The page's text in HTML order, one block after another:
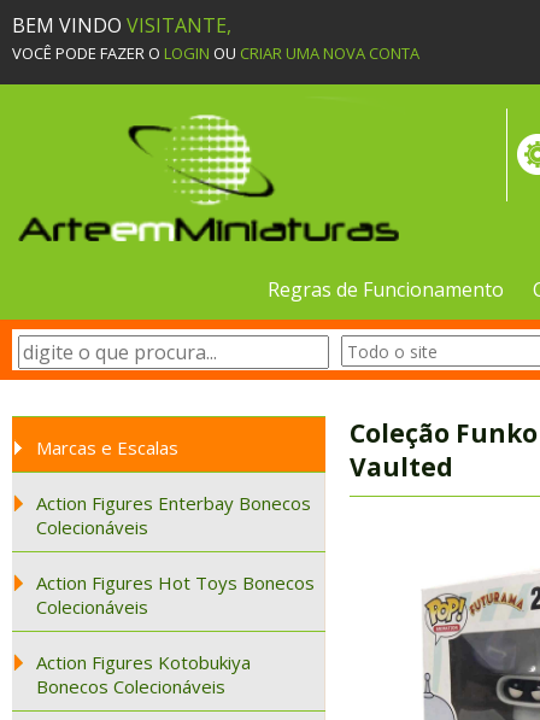
BEM VINDO VISITANTE,
VOCÊ PODE FAZER O LOGIN OU CRIAR UMA NOVA CONTA
Regras de Funcionamento
Marcas e Escalas
Action Figures Enterbay Bonecos
Colecionáveis
Action Figures Hot Toys Bonecos
Colecionáveis
Action Figures Kotobukiya
Bonecos Colecionáveis
Coleção
Vaulted